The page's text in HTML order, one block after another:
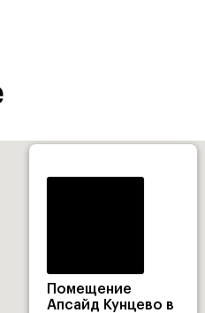
Помещение
Апсайд Кунцево в